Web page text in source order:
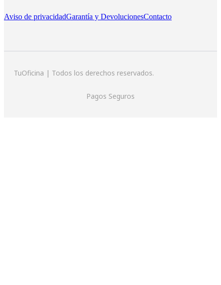
Aviso de privacidadGarantía y DevolucionesContacto
TuOficina | Todos los derechos reservados.
Pagos Seguros